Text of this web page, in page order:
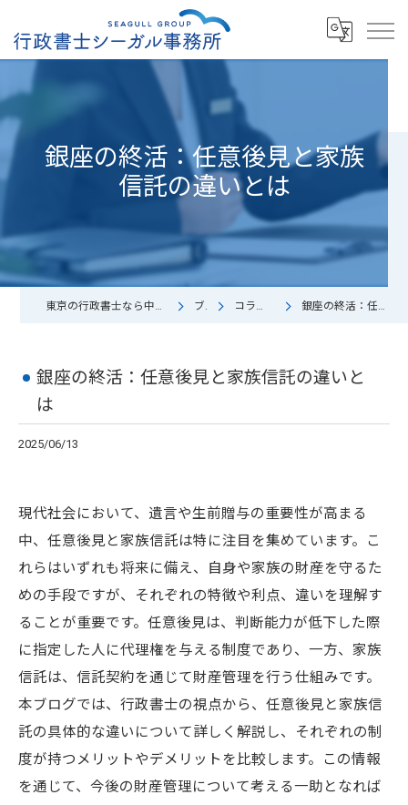
銀座の終活：任意後見と家族
信託の違いとは
東京の行政書士なら中小企業診断士/行政書士シーガル事務所 ブログ コラム（お役立ち） 銀座の終活：任意後見と家族信託の違いとは
銀座の終活：任意後見と家族信託の違いと
は
2025/06/13
現代社会において、遺言や生前贈与の重要性が高まる
中、任意後見と家族信託は特に注目を集めています。こ
れらはいずれも将来に備え、自身や家族の財産を守るた
めの手段ですが、それぞれの特徴や利点、違いを理解す
ることが重要です。任意後見は、判断能力が低下した際
に指定した人に代理権を与える制度であり、一方、家族
信託は、信託契約を通じて財産管理を行う仕組みです。
本ブログでは、行政書士の視点から、任意後見と家族信
託の具体的な違いについて詳しく解説し、それぞれの制
度が持つメリットやデメリットを比較します。この情報
を通じて、今後の財産管理について考える一助となれば